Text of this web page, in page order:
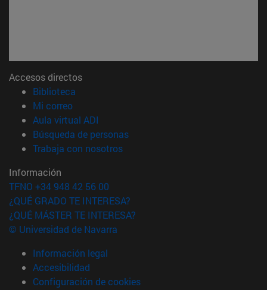
Accesos directos
Biblioteca
Mi correo(abre en nueva ventana)
Aula virtual ADI
Búsqueda de personas(abre en nueva ventana)
Trabaja con nosotros(abre en nueva ventana)
Información
TFNO +34 948 42 56 00
¿QUÉ GRADO TE INTERESA?
¿QUÉ MÁSTER TE INTERESA?
© Universidad de Navarra
Información legal
Accesibilidad
Configuración de cookies